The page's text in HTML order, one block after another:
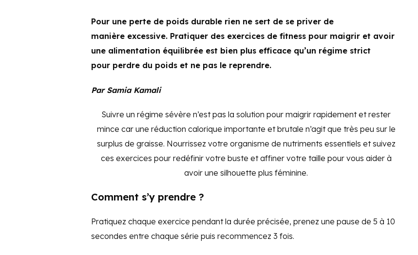
Pour une perte de poids durable rien ne sert de se priver de
manière excessive. Pratiquer des exercices de fitness pour maigrir et avoir
une alimentation équilibrée est bien plus efficace qu’un régime strict
pour perdre du poids et ne pas le reprendre.
Par Samia Kamali
Suivre un régime sévère n’est pas la solution pour maigrir rapidement et rester
mince car une réduction calorique importante et brutale n’agit que très peu sur le
surplus de graisse. Nourrissez votre organisme de nutriments essentiels et suivez
ces exercices pour redéfinir votre buste et affiner votre taille pour vous aider à
avoir une silhouette plus féminine.
Comment s’y prendre ?
Pratiquez chaque exercice pendant la durée précisée, prenez une pause de 5 à 10
secondes entre chaque série puis recommencez 3 fois.